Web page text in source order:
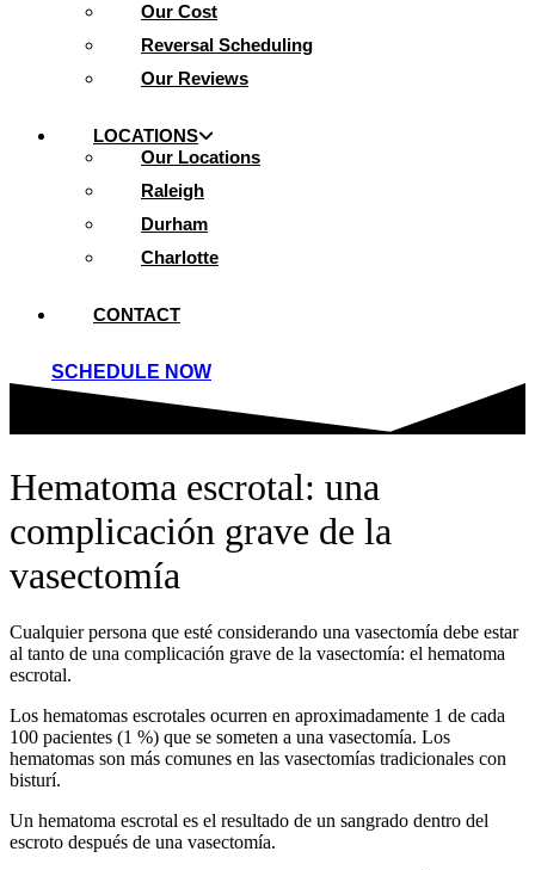
Our Cost
Reversal Scheduling
Our Reviews
LOCATIONS
Our Locations
Raleigh
Durham
Charlotte
CONTACT
SCHEDULE NOW
Hematoma escrotal: una
complicación grave de la
vasectomía
Cualquier persona que esté considerando una vasectomía debe estar
al tanto de una complicación grave de la vasectomía: el hematoma
escrotal.
Los hematomas escrotales ocurren en aproximadamente 1 de cada
100 pacientes (1 %) que se someten a una vasectomía. Los
hematomas son más comunes en las vasectomías tradicionales con
bisturí.
Un hematoma escrotal es el resultado de un sangrado dentro del
escroto después de una vasectomía.